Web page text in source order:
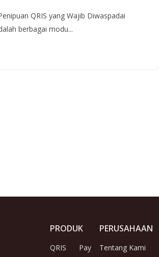
QRIS yang Wajib Diwaspadai
berbagai modu...
PRODUK
QRIS
Pay
PERUSAHAAN
Tentang Kami